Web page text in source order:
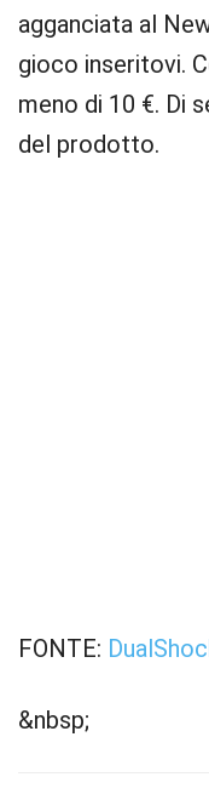
agganciata al
gioco inseritovi.
meno di 10 €. Di
del prodotto.
FONTE:
&nbsp;